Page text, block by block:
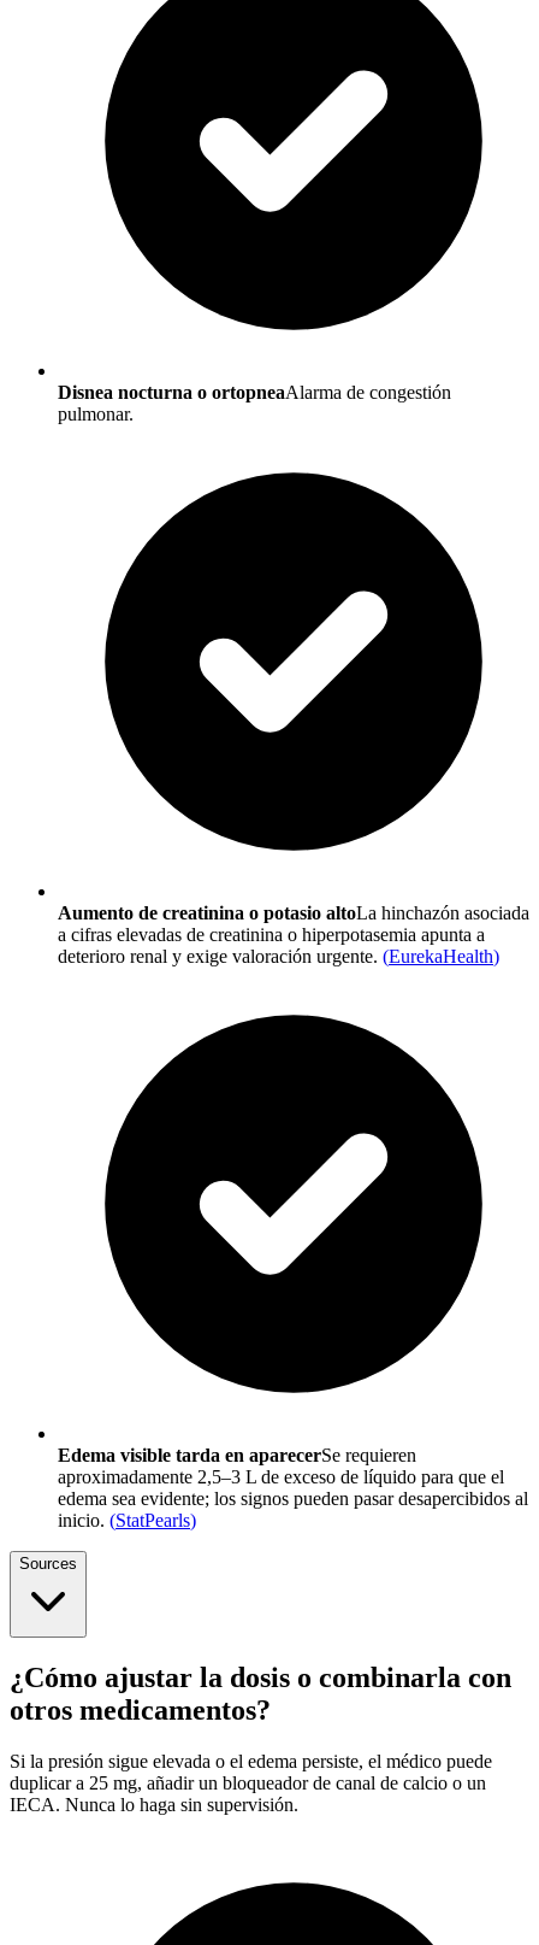
Disnea nocturna o ortopneaAlarma de congestión
pulmonar.
Aumento de creatinina o potasio altoLa hinchazón asociada
a cifras elevadas de creatinina o hiperpotasemia apunta a
deterioro renal y exige valoración urgente. (EurekaHealth)
Edema visible tarda en aparecerSe requieren
aproximadamente 2,5–3 L de exceso de líquido para que el
edema sea evidente; los signos pueden pasar desapercibidos al
inicio. (StatPearls)
Sources
¿Cómo ajustar la dosis o combinarla con
otros medicamentos?
Si la presión sigue elevada o el edema persiste, el médico puede
duplicar a 25 mg, añadir un bloqueador de canal de calcio o un
IECA. Nunca lo haga sin supervisión.